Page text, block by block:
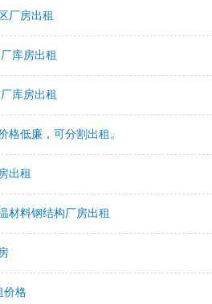
厂房出租
库房出租
库房出租
格低廉，可分割出租。
出租
材料钢结构厂房出租
价格